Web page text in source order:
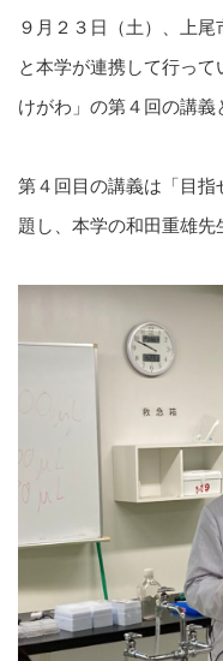
９月２３日（土）、上
と本学が連携して行っ
けがわ」の第４回の講義
第４回目の講義は「目
題し、本学の和田重雄先